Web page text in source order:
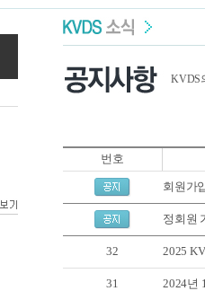
KVDS
번호
회원가
정회원
32 2025
31 2024년